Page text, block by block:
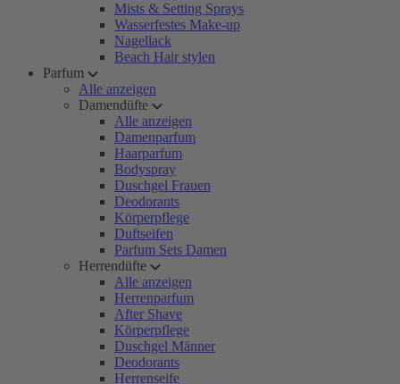
Mists & Setting Sprays
Wasserfestes Make-up
Nagellack
Beach Hair stylen
Parfum
Alle anzeigen
Damendüfte
Alle anzeigen
Damenparfum
Haarparfum
Bodyspray
Duschgel Frauen
Deodorants
Körperpflege
Duftseifen
Parfum Sets Damen
Herrendüfte
Alle anzeigen
Herrenparfum
After Shave
Körperpflege
Duschgel Männer
Deodorants
Herrenseife